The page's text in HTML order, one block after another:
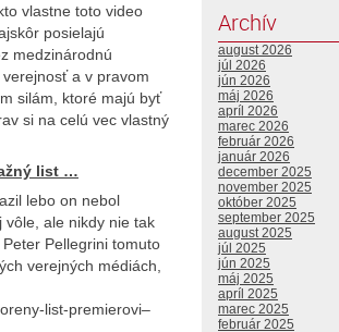
vlastne toto video
posielajú
medzinárodnú
verejnosť a v pravom
silám, ktoré majú byť
si na celú vec vlastný
list …
lebo on nebol
ale nikdy nie tak
Pellegrini tomuto
verejných médiách,
list-premierovi–
Archív
august 2026
júl 2026
jún 2026
máj 2026
apríl 2026
marec 2026
február 2026
január 2026
december 2025
november 2025
október 2025
september 2025
august 2025
júl 2025
jún 2025
máj 2025
apríl 2025
marec 2025
február 2025